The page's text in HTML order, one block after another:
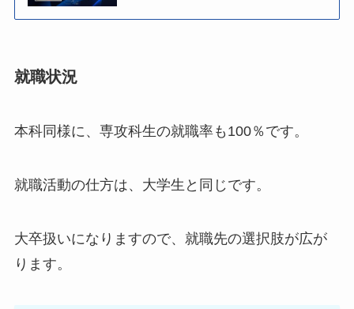
就職状況
本科同様に、専攻科生の就職率も100％です。
就職活動の仕方は、大学生と同じです。
大卒扱いになりますので、就職先の選択肢が広が
ります。